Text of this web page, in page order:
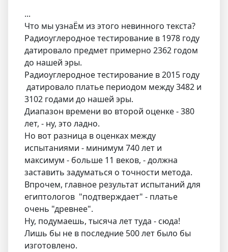
...
Что мы узнаЁм из этого невинного текста?
Радиоуглеродное тестирование в 1978 году
датировало предмет примерно 2362 годом
до нашей эры.
Радиоуглеродное тестирование в 2015 году
датировало платье периодом между 3482 и
3102 годами до нашей эры.
Диапазон времени во второй оценке - 380
лет, - ну, это ладно.
Но вот разница в оценках между
испытаниями - минимум 740 лет и
максимум - больше 11 веков, - должна
заставить задуматься о точности метода.
Впрочем, главное результат испытаний для
египтологов "подтверждает" - платье
очень "древнее".
Ну, подумаешь, тысяча лет туда - сюда!
Лишь бы не в последние 500 лет было бы
изготовлено.